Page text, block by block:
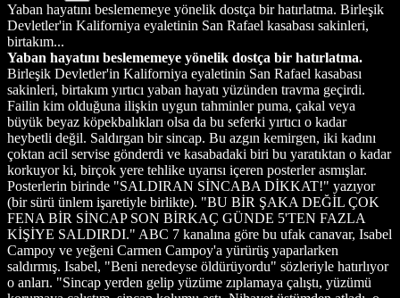
Yaban hayatını beslememeye yönelik dostça bir hatırlatma. Birleşik
Devletler'in Kaliforniya eyaletinin San Rafael kasabası sakinleri,
birtakım...
Yaban hayatını beslememeye yönelik dostça bir hatırlatma.
Birleşik Devletler'in Kaliforniya eyaletinin San Rafael kasabası
sakinleri, birtakım yırtıcı yaban hayatı yüzünden travma geçirdi.
Failin kim olduğuna ilişkin uygun tahminler puma, çakal veya
büyük beyaz köpekbalıkları olsa da bu seferki yırtıcı o kadar
heybetli değil. Saldırgan bir sincap. Bu azgın kemirgen, iki kadını
çoktan acil servise gönderdi ve kasabadaki biri bu yaratıktan o kadar
korkuyor ki, birçok yere tehlike uyarısı içeren posterler asmışlar.
Posterlerin birinde "SALDIRAN SİNCABA DİKKAT!" yazıyor
(bir sürü ünlem işaretiyle birlikte). "BU BİR ŞAKA DEĞİL ÇOK
FENA BİR SİNCAP SON BİRKAÇ GÜNDE 5'TEN FAZLA
KİŞİYE SALDIRDI." ABC 7 kanalına göre bu ufak canavar, Isabel
Campoy ve yeğeni Carmen Campoy'a yürürüş yaparlarken
saldırmış. Isabel, "Beni neredeyse öldürüyordu" sözleriyle hatırlıyor
o anları. "Sincap yerden gelip yüzüme zıplamaya çalıştı, yüzümü